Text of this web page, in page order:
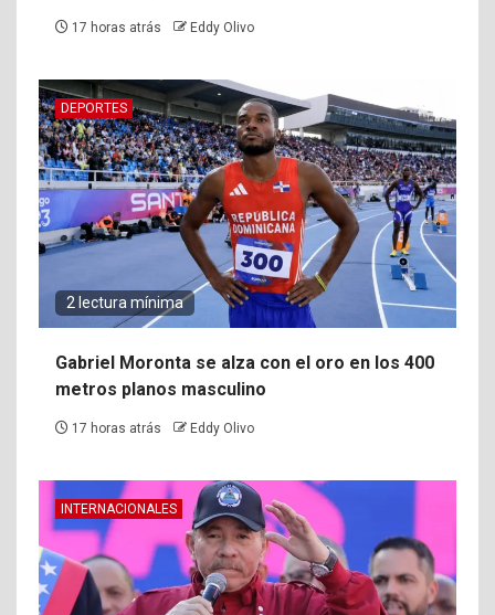
17 horas atrás Eddy Olivo
DEPORTES
2 lectura mínima
Gabriel Moronta se alza con el oro en los 400
metros planos masculino
17 horas atrás Eddy Olivo
INTERNACIONALES